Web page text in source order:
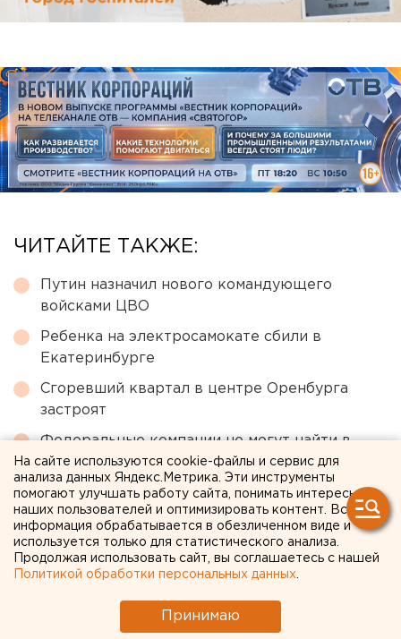
ЧИТАЙТЕ ТАКЖЕ:
Путин назначил нового командующего
войсками ЦВО
Ребенка на электросамокате сбили в
Екатеринбурге
Сгоревший квартал в центре Оренбурга
застроят
Федеральные компании не могут найти в
Екатеринбурге земли под апартаменты
Исторический центр Оренбурга застроят по
КРТ, а история с небоскребами — на паузе
← НОВОСТИ
27 СЕНТЯБРЯ 2018 В 17:49
ЕАНовости
На сайте используются cookie-файлы и сервис для
анализа данных Яндекс.Метрика. Эти инструменты
помогают улучшать работу сайта, понимать интересы
наших пользователей и оптимизировать контент. Вся
информация обрабатывается в обезличенном виде и
используется только для статистического анализа.
Продолжая использовать сайт, вы соглашаетесь с нашей
Политикой обработки персональных данных
Принимаю